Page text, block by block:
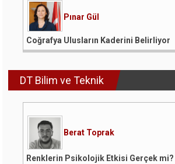
Pınar Gül
Coğrafya Ulusların Kaderini Belirliyor
DT Bilim ve Teknik
Berat Toprak
Renklerin Psikolojik Etkisi Gerçek mi?